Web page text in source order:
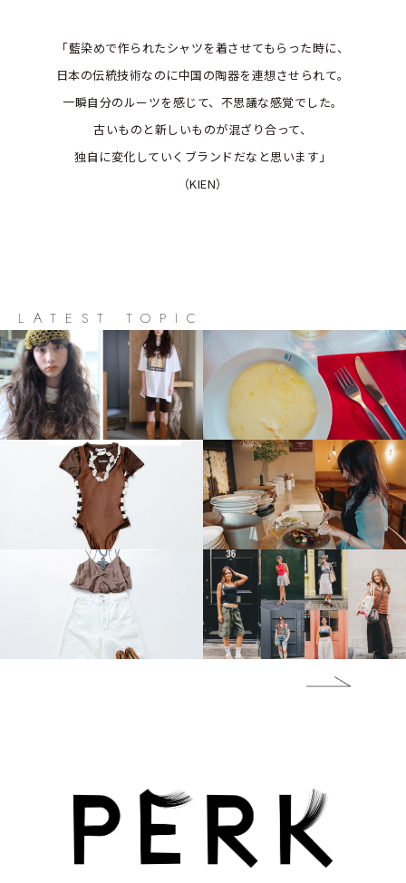
「藍染めで作られたシャツを着させてもらった時に、
日本の伝統技術なのに中国の陶器を連想させられて。
一瞬自分のルーツを感じて、不思議な感覚でした。
古いものと新しいものが混ざり合って、
独自に変化していくブランドだなと思います」
（KIEN）
LATEST TOPIC